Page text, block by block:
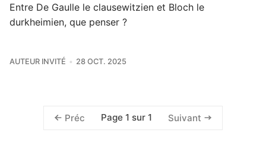
Entre De Gaulle le clausewitzien et Bloch le
durkheimien, que penser ?
AUTEUR INVITÉ 28 OCT. 2025
Préc Page 1 sur 1 Suivant